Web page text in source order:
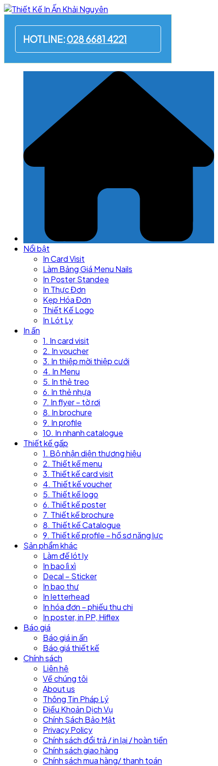
Skip
content
HOTLINE:028 6681 4221
Nổi bật
In Card Visit
Làm Bảng Giá Menu Nails
In Poster Standee
In Thực Đơn
Kẹp Hóa Đơn
Thiết Kế Logo
In Lót Ly
In ấn
1. In card visit
2. In voucher
3. In thiệp mời thiệp cưới
4. In Menu
5. In thẻ treo
6. In thẻ nhựa
7. In flyer – tờ rơi
8. In brochure
9. In profile
10. In nhanh catalogue
Thiết kế gấp
1. Bộ nhận diện thương hiệu
2. Thiết kế menu
3. Thiết kế card visit
4. Thiết kế voucher
5. Thiết kế logo
6. Thiết kế poster
7. Thiết kế brochure
8. Thiết kế Catalogue
9. Thiết kế profile – hồ sơ năng lực
Sản phẩm khác
Làm đế lót ly
In bao lì xì
Decal – Sticker
In bao thư
In letterhead
In hóa đơn – phiếu thu chi
In poster, in PP, Hiflex
Báo giá
Báo giá in ấn
Báo giá thiết kế
Chính sách
Liên hệ
Về chúng tôi
About us
Thông Tin Pháp Lý
Điều Khoản Dịch Vụ
Chính Sách Bảo Mật
Privacy Policy
Chính sách đổi trả / in lại / hoàn tiền
Chính sách giao hàng
Chính sách mua hàng/ thanh toán